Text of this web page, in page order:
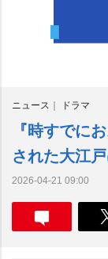
ニュース ドラマ
『時すでに
された大江
2026-04-21 09:00